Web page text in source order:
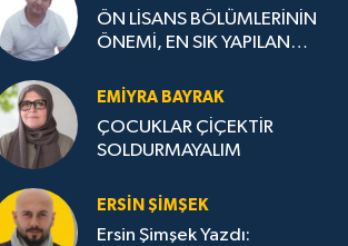
ÖN LİSANS BÖLÜMLERİNİN
ÖNEMİ, EN SIK YAPILAN
STRATEJİLERİ
EMIYRA BAYRAK
ÇOCUKLAR ÇİÇEKTİR
SOLDURMAYALIM
ERSIN ŞIMŞEK
Ersin Şimşek Yazdı: